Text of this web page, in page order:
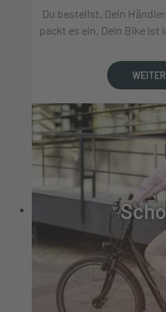
Du bestellst, Dein
packt es ein, Dein Bike ist